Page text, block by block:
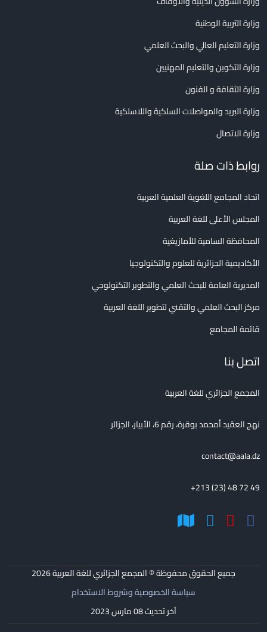
وزارة التربية الوطنية
وزارة التعليم العالي والبحث العلمي
وزارة التكوين والتعليم المهنيين
وزارة الثقافة و الفنون
وزارة البريد والمواصلات السلكية واللاسلكية
وزارة الاتصال
روابط ذات صلة
اتحاد المجامع اللغوية العلمية العربية
المجلس الأعلى للغة العربية
المحافظة السامية للأمازيغية
الأكاديمية الجزائرية للعلوم والتكنولوجيا
المديرية العامة للبحث العلمي والتطوير التكنولوجي
مركز البحث العلمي والتقني لتطوير اللغة العربية
قائمة المجامع
اتصل بنا
المجمع الجزائري للغة العربية
نهج العقيد أمحمد بوقرة، رقم 6، الأبيار، الجزائر
contact@aala.dz
+213 (23) 48 72 49
جميع الحقوق محفوظة © المجمع الجزائري للغة العربية2026
سياسة الخصوصية وشروط الاستخدام
آخر تحديث 08 مارس 2023